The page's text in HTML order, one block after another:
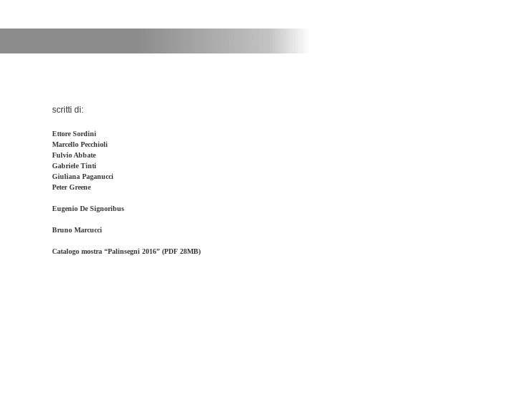
scritti di:
Ettore Sordini
Marcello Pecchioli
Fulvio Abbate
Gabriele Tinti
Giuliana Paganucci
Peter Greene
Eugenio De Signoribus
Bruno Marcucci
Catalogo mostra “Palinsegni 2016” (PDF 28MB)